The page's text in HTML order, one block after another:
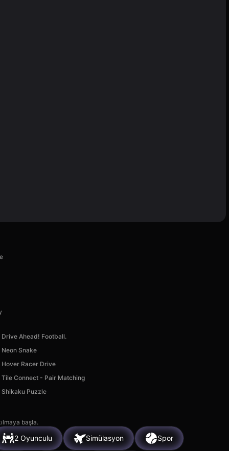
Drive Ahead! Football.
Neon Snake
Hover Racer Drive
Tile Connect - Pair Matching
Shikaku Puzzle
başla.
2 Oyunculu Simülasyon Spor